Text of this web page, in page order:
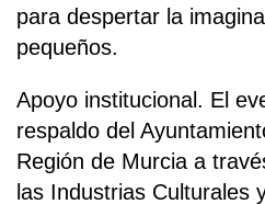
para despertar la
pequeños.
Apoyo institucional. El
respaldo del
Región de Murcia a
las Industrias Culturales